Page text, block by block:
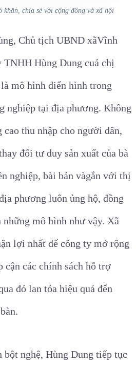
khăn, chia sẻ với cộng đồng và xã hội
Chủ tịch UBND xãVĩnh
Hùng Dung cuả chị
mô hình điển hình trong
nghiệp tại địa phương. Không
thu nhập cho người dân,
đổi tư duy sản xuất của bà
nghiệp, bài bản vàgắn với thị
phương luôn ủng hộ, đồng
mô hình như vậy. Xã
lợi nhất để công ty mở rộng
cận các chính sách hỗ trợ
đó lan tỏa hiệu quả đến
nghệ, Hùng Dung tiếp tục